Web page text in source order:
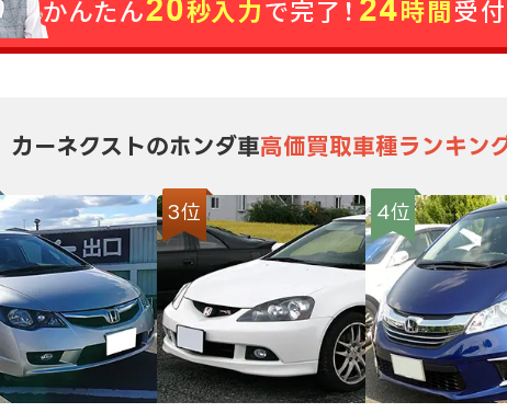
カーネクストのホンダ車高価買取車種ランキン
3位 4位